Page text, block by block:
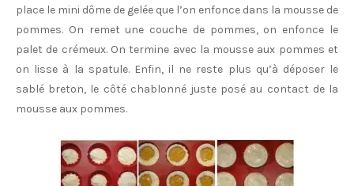
place le mini dôme de gelée que l’on enfonce dans la mousse de
pommes. On remet une couche de pommes, on enfonce le
palet de crémeux. On termine avec la mousse aux pommes et
on lisse à la spatule. Enfin, il ne reste plus qu’à déposer le
sablé breton, le côté chablonné juste posé au contact de la
mousse aux pommes.